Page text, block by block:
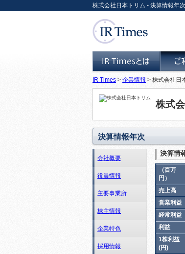
株式会社日本トリム - 決算情報年
IR Timesとは
IR Times > 企業情報 > 株式会社日
株式
決算情報年次
会社概要
役員情報
主要事業所
株主情報
企業特色
採用情報
決算情
（百万
円）
売上高
営業利益
経常利益
利益
1株利益
(円)